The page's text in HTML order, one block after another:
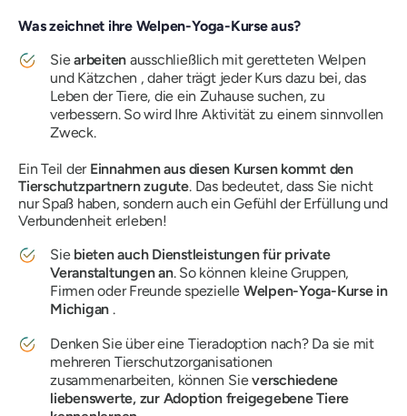
Was zeichnet ihre Welpen-Yoga-Kurse aus?
Siearbeiten ausschließlich mit geretteten Welpen
und Kätzchen , daher trägt jeder Kurs dazu bei, das
Leben der Tiere, die ein Zuhause suchen, zu
verbessern. So wird Ihre Aktivität zu einem sinnvollen
Zweck.
Ein Teil derEinnahmen aus diesen Kursen kommt den
Tierschutzpartnern zugute. Das bedeutet, dass Sie nicht
nur Spaß haben, sondern auch ein Gefühl der Erfüllung und
Verbundenheit erleben!
Sie bieten auch Dienstleistungen für private
Veranstaltungen an. So können kleine Gruppen,
Firmen oder Freunde spezielle Welpen-Yoga-Kurse in
Michigan .
Denken Sie über eine Tieradoption nach? Da sie mit
mehreren Tierschutzorganisationen
zusammenarbeiten, können Sieverschiedene
liebenswerte, zur Adoption freigegebene Tiere